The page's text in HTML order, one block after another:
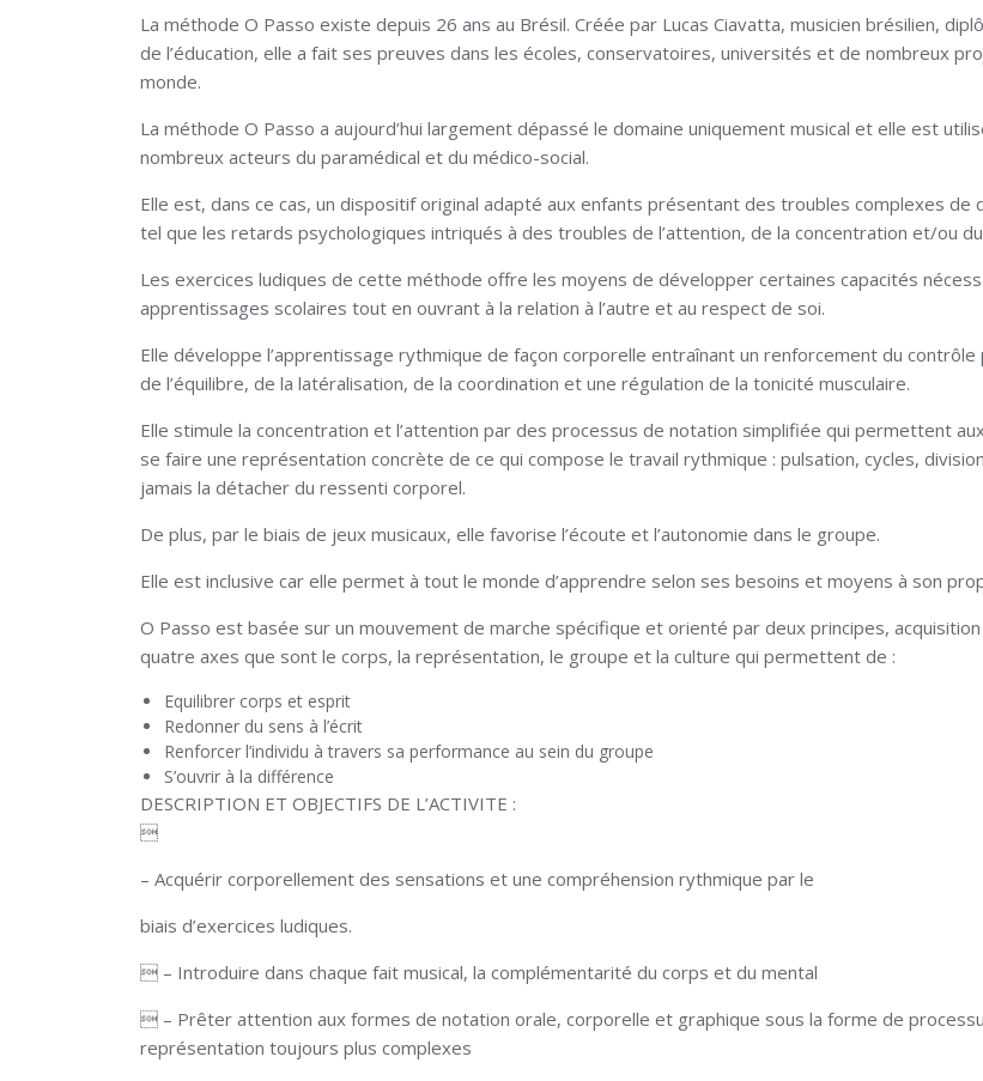
La méthode O Passo existe depuis 26 ans au Brésil. Créée par Lucas Ciavatta, musicien brésilien,
de l’éducation, elle a fait ses preuves dans les écoles, conservatoires, universités et de nombreux
monde.
La méthode O Passo a aujourd’hui largement dépassé le domaine uniquement musical et elle est
nombreux acteurs du paramédical et du médico-social.
Elle est, dans ce cas, un dispositif original adapté aux enfants présentant des troubles complexes de
tel que les retards psychologiques intriqués à des troubles de l’attention, de la concentration et/ou
Les exercices ludiques de cette méthode offre les moyens de développer certaines capacités
apprentissages scolaires tout en ouvrant à la relation à l’autre et au respect de soi.
Elle développe l’apprentissage rythmique de façon corporelle entraînant un renforcement du
de l’équilibre, de la latéralisation, de la coordination et une régulation de la tonicité musculaire.
Elle stimule la concentration et l’attention par des processus de notation simplifiée qui permettent
se faire une représentation concrète de ce qui compose le travail rythmique : pulsation, cycles,
jamais la détacher du ressenti corporel.
De plus, par le biais de jeux musicaux, elle favorise l’écoute et l’autonomie dans le groupe.
Elle est inclusive car elle permet à tout le monde d’apprendre selon ses besoins et moyens à son
O Passo est basée sur un mouvement de marche spécifique et orienté par deux principes,
quatre axes que sont le corps, la représentation, le groupe et la culture qui permettent de :
Equilibrer corps et esprit
Redonner du sens à l’écrit
Renforcer l’individu à travers sa performance au sein du groupe
S’ouvrir à la différence
DESCRIPTION ET OBJECTIFS DE L’ACTIVITE :

– Acquérir corporellement des sensations et une compréhension rythmique par le
biais d’exercices ludiques.
 – Introduire dans chaque fait musical, la complémentarité du corps et du mental
 – Prêter attention aux formes de notation orale, corporelle et graphique sous la forme de
représentation toujours plus complexes